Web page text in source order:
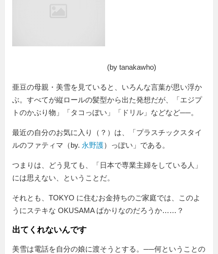
(by tanakawho)
亜豆の母親・美雪を見ていると、いろんな言葉が思い浮か
ぶ。すべてが縦ロールの髪型から出た発想だが、「エジプ
トのかぶり物」「タコっぽい」「ドリル」などなど──。
最近の自分のお気に入り（？）は、「プラスチックスタイ
ルのファティマ（by. 永野護）っぽい」である。
つまりは、どう見ても、「日本で専業主婦をしている人」
には思えない、ということだ。
それとも、TOKYO に住むお金持ちのご家庭では、このよ
うにステキな OKUSAMA ばかりなのだろうか……？
出てくれないんです
美雪は電話を自分の娘に渡そうとする。──何ということの